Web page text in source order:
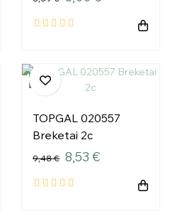
−10%
TOPGAL 020557
Breketai 2c
9,48 € 8,53 €